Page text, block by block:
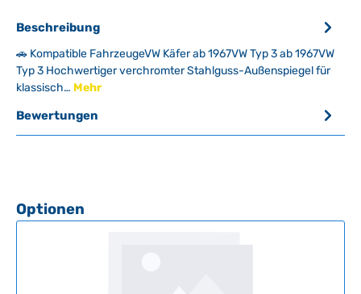
Beschreibung
🚗 Kompatible FahrzeugeVW Käfer ab 1967VW Typ 3 ab 1967VW
Typ 3 Hochwertiger verchromter Stahlguss-Außenspiegel für
klassisch… Mehr
Bewertungen
Produktgalerie überspringen
Optionen